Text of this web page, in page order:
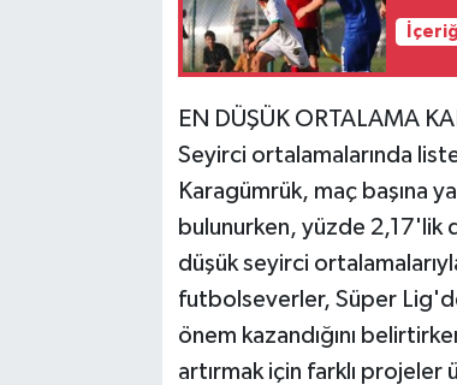
EN DÜŞÜK ORTALAMA
Seyirci ortalamalarında
Karagümrük, maç başına
bulunurken, yüzde 2,17'lik
düşük seyirci
futbolseverler, Süper
önem kazandığını
artırmak için farklı projeler